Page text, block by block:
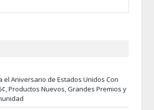
el Aniversario de Estados Unidos Con
Productos Nuevos, Grandes Premios y